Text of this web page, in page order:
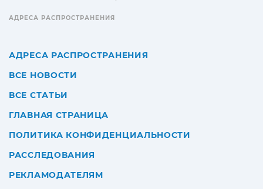
АДРЕСА РАСПРОСТРАНЕНИЯ
АДРЕСА РАСПРОСТРАНЕНИЯ
ВСЕ НОВОСТИ
ВСЕ СТАТЬИ
ГЛАВНАЯ СТРАНИЦА
ПОЛИТИКА КОНФИДЕНЦИАЛЬНОСТИ
РАССЛЕДОВАНИЯ
РЕКЛАМОДАТЕЛЯМ